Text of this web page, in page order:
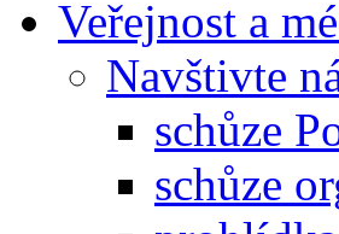
Veřejnost a
Navštivte
schůze
schůze